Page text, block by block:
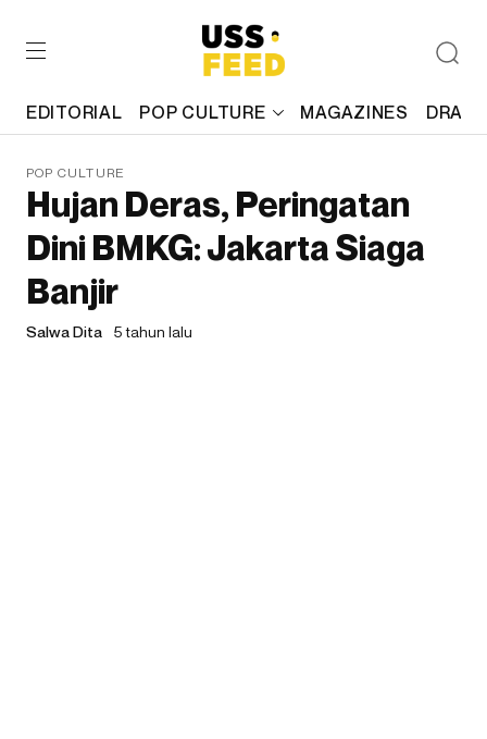
EDITORIAL POP CULTURE MAGAZINES
POP CULTURE
Hujan Deras, Peringatan
Dini BMKG: Jakarta Siaga
Banjir
Salwa Dita 5 tahun lalu